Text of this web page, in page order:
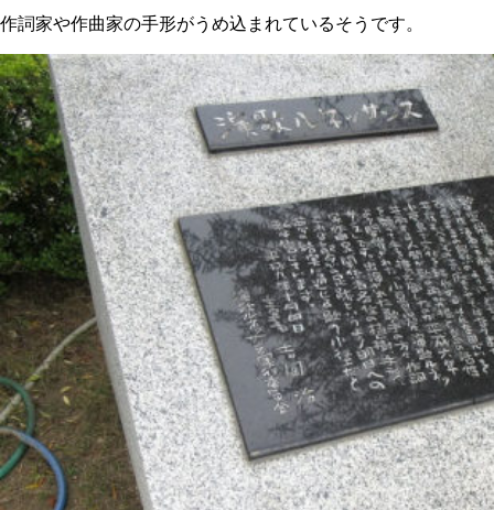
作詞家や作曲家の手形がうめ込まれているそうです。